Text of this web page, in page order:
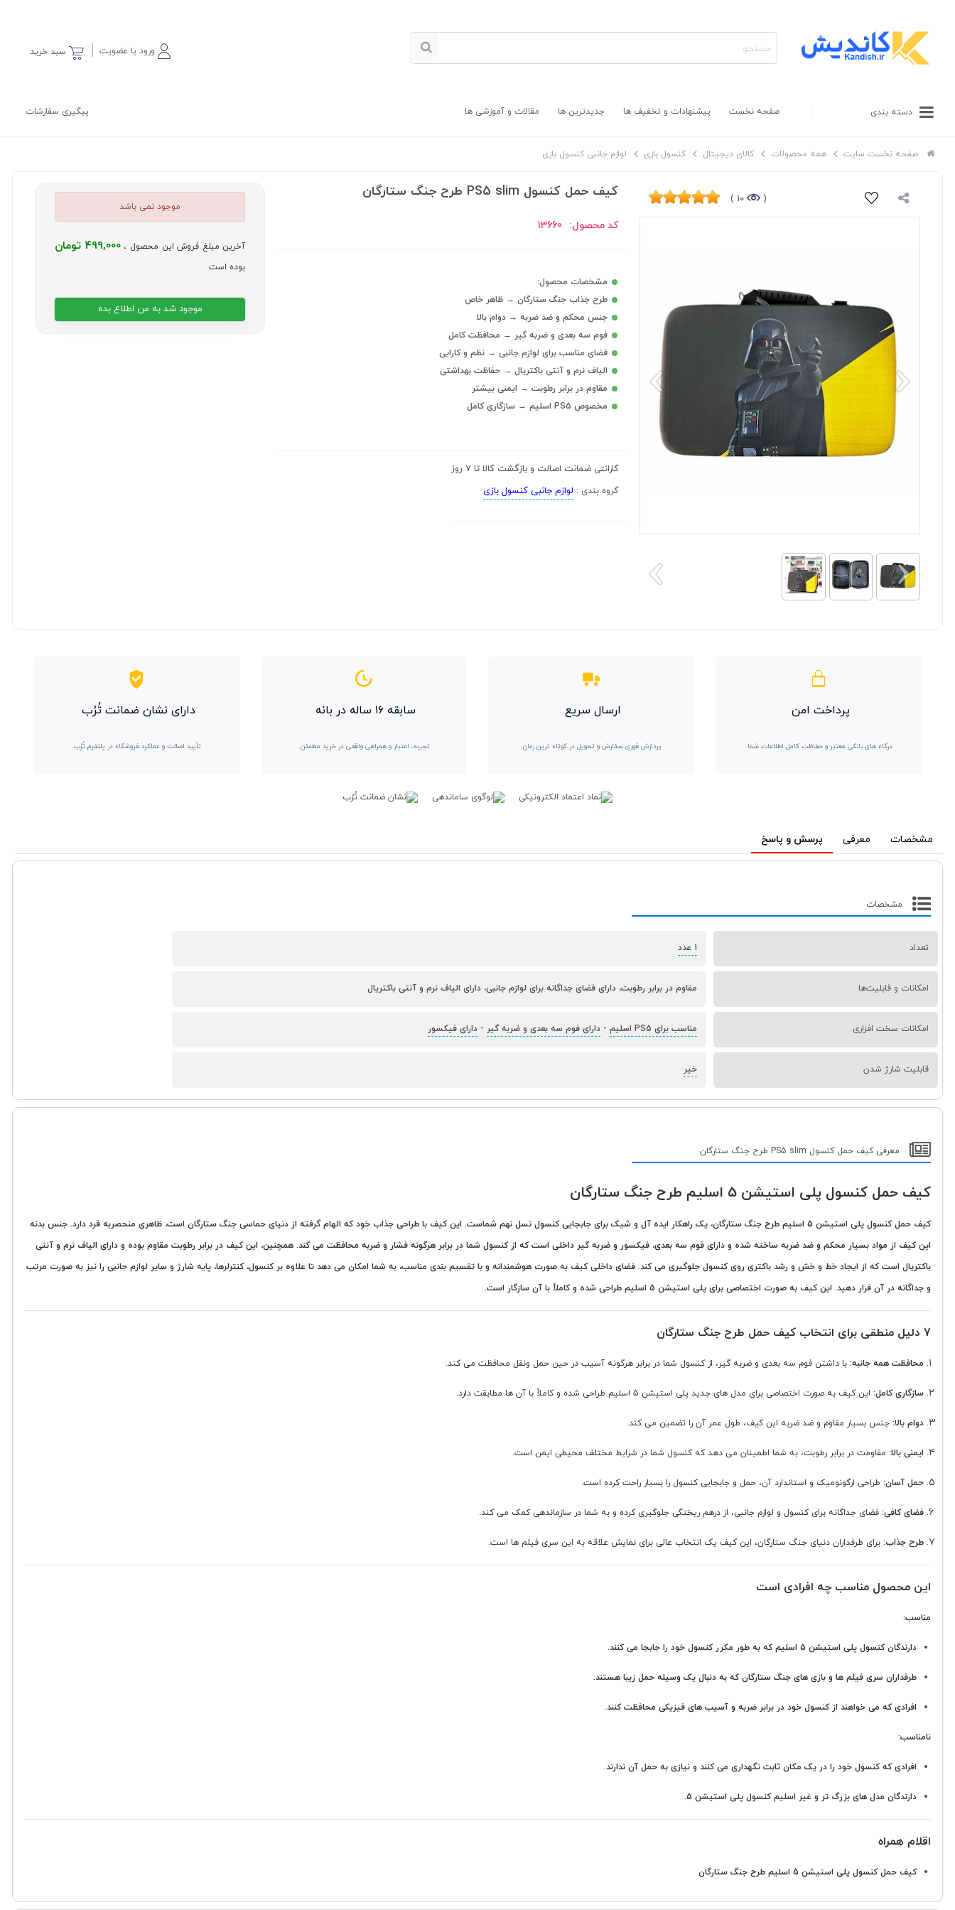
سبد خرید ورود یا عضویت
دسته بندی صفحه نخست پیشنهادات و تخفیف ها جدیدترین ها مقالات و آموزشی ها پیگیری سفارشات
صفحه نخست سایت همه محصولات کالای دیجیتال کنسول بازی لوازم جانبی کنسول بازی
(
10 ) کیف حمل کنسول PS5 slim طرح جنگ ستارگان
کد محصول: 13660
مشخصات محصول:
طرح جذاب جنگ ستارگان → ظاهر خاص
جنس محکم و ضد ضربه → دوام بالا
فوم سه بعدی و ضربه گیر → محافظت کامل
فضای مناسب برای لوازم جانبی → نظم و کارایی
الیاف نرم و آنتی باکتریال → حفاظت بهداشتی
مقاوم در برابر رطوبت → ایمنی بیشتر
مخصوص PS5 اسلیم → سازگاری کامل
گارانتی ضمانت اصالت و بازگشت کالا تا 7 روز
گروه بندی : لوازم جانبی کنسول بازی
موجود نمی باشد
آخرین مبلغ فروش این محصول ،499,000 تومان
بوده است
موجود شد به من اطلاع بده
پرداخت امن
درگاه های بانکی معتبر و حفاظت کامل اطلاعات شما.
ارسال سریع
پردازش فوری سفارش و تحویل در کوتاه ترین زمان.
سابقه ۱۶ ساله در بانه
تجربه، اعتبار و همراهی واقعی در خرید مطمئن.
دارای نشان ضمانت تُرُب
تأیید اصالت و عملکرد فروشگاه در پلتفرم تُرُب.
مشخصات معرفی پرسش و پاسخ
مشخصات
تعداد 1 عدد
امکانات و قابلیت‌ها مقاوم در برابر رطوبت، دارای فضای جداگانه برای لوازم جانبی، دارای الیاف نرم و آنتی باکتریال
امکانات سخت افزاری مناسب برای PS5 اسلیم -دارای فوم سه بعدی و ضربه گیر -دارای فیکسور
قابلیت شارژ شدن خیر
معرفی کیف حمل کنسول PS5 slim طرح جنگ ستارگان
کیف حمل کنسول پلی استیشن 5 اسلیم طرح جنگ ستارگان
کیف حمل کنسول پلی استیشن 5
اسلیم طرح جنگ ستارگان، یک راهکار ایده آل و شیک برای جابجایی کنسول نسل نهم شماست. این کیف با طراحی جذاب خود که الهام گرفته از دنیای حماسی جنگ ستارگان است، ظاهری منحصربه فرد دارد. جنس بدنه
این کیف از مواد بسیار محکم و ضد ضربه ساخته شده و دارای فوم سه بعدی، فیکسور و ضربه گیر داخلی است که از کنسول شما در برابر هرگونه فشار و ضربه محافظت می کند. همچنین، این کیف در برابر رطوبت مقاوم بوده و دارای الیاف نرم و آنتی
باکتریال است که از ایجاد خط و خش و رشد باکتری روی کنسول جلوگیری می کند. فضای داخلی کیف به صورت هوشمندانه و با تقسیم بندی مناسب، به شما امکان می دهد تا علاوه بر کنسول، کنترلرها، پایه شارژ و سایر لوازم جانبی را نیز به صورت مرتب
و جداگانه در آن قرار دهید. این کیف به صورت اختصاصی برای پلی استیشن 5 اسلیم طراحی شده و کاملاً با آن سازگار است.
7 دلیل منطقی برای انتخاب کیف حمل طرح جنگ ستارگان
محافظت همه جانبه: با داشتن فوم سه بعدی و ضربه گیر، از کنسول شما در برابر هرگونه آسیب در حین حمل ونقل محافظت می کند.
سازگاری کامل: این کیف به صورت اختصاصی برای مدل های جدید پلی استیشن 5 اسلیم طراحی شده و کاملاً با آن ها مطابقت دارد.
دوام بالا: جنس بسیار مقاوم و ضد ضربه این کیف، طول عمر آن را تضمین می کند.
ایمنی بالا: مقاومت در برابر رطوبت، به شما اطمینان می دهد که کنسول شما در شرایط مختلف محیطی ایمن است.
حمل آسان: طراحی ارگونومیک و استاندارد آن، حمل و جابجایی کنسول را بسیار راحت کرده است.
فضای کافی: فضای جداگانه برای کنسول و لوازم جانبی، از درهم ریختگی جلوگیری کرده و به شما در سازماندهی کمک می کند.
طرح جذاب: برای طرفداران دنیای جنگ ستارگان، این کیف یک انتخاب عالی برای نمایش علاقه به این سری فیلم ها است.
این محصول مناسب چه افرادی است
مناسب:
دارندگانکنسول پلی استیشن 5 اسلیم که به طور مکرر کنسول خود را جابجا می کنند.
طرفداران سری فیلم ها و بازی های جنگ ستارگان که به دنبال یک وسیله حمل زیبا هستند.
افرادی که می خواهند از کنسول خود در برابر ضربه و آسیب های فیزیکی محافظت کنند.
نامناسب:
افرادی که کنسول خود را در یک مکان ثابت نگهداری می کنند و نیازی به حمل آن ندارند.
دارندگان مدل های بزرگ تر و غیر اسلیم کنسول پلی استیشن 5.
اقلام همراه
کیف حمل کنسول پلی استیشن 5 اسلیم طرح جنگ ستارگان